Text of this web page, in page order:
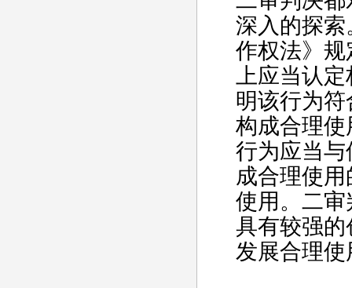
深入的探
作权法》
上应当认
明该行为
构成合理
行为应当
成合理使
使用。二
具有较强
发展合理